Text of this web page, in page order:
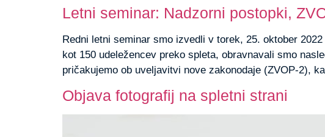
Letni seminar: Nadzorni postopki,
Redni letni seminar smo izvedli v torek, 25. oktober
kot 150 udeležencev preko spleta, obravnavali smo
pričakujemo ob uveljavitvi nove zakonodaje (ZVOP-2),
Objava fotografij na spletni strani